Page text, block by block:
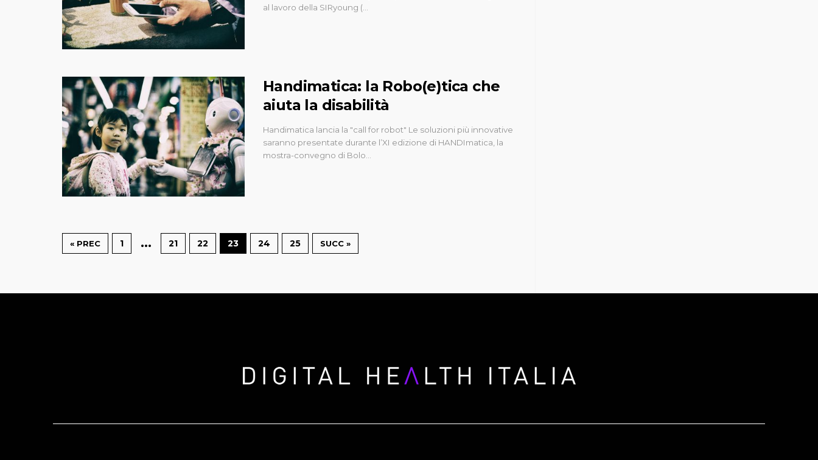
al lavoro della SIRyoung (…
Handimatica: la Robo(e)tica che
aiuta la disabilità
Handimatica lancia la "call for robot" Le soluzioni più innovative
saranno presentate durante l’XI edizione di HANDImatica, la
mostra-convegno di Bolo…
« PREC 1 … 21 22 23 24 25 SUCC »